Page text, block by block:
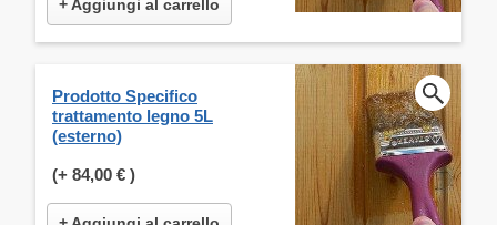
+ Aggiungi al carrello
Prodotto Specifico
trattamento legno 5L
(esterno)
(+ 84,00 € )